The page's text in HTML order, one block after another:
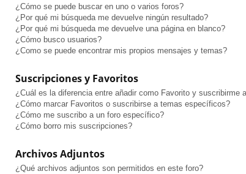
¿Cómo se puede buscar en uno o varios foros?
¿Por qué mi búsqueda me devuelve ningún resultado?
¿Por qué mi búsqueda me devuelve una página en blanco?
¿Cómo busco usuarios?
¿Como se puede encontrar mis propios mensajes y temas?
Suscripciones y Favoritos
¿Cuál es la diferencia entre añadir como Favorito y suscribirme
¿Cómo marcar Favoritos o suscribirse a temas específicos?
¿Cómo me suscribo a un foro específico?
¿Cómo borro mis suscripciones?
Archivos Adjuntos
¿Qué archivos adjuntos son permitidos en este foro?